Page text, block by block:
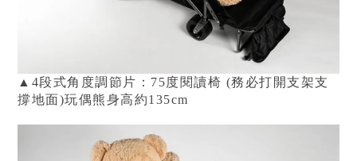
▲4段式角度調節片：75度閱讀椅 (務必打開支架支
撐地面)玩偶熊身高約135cm